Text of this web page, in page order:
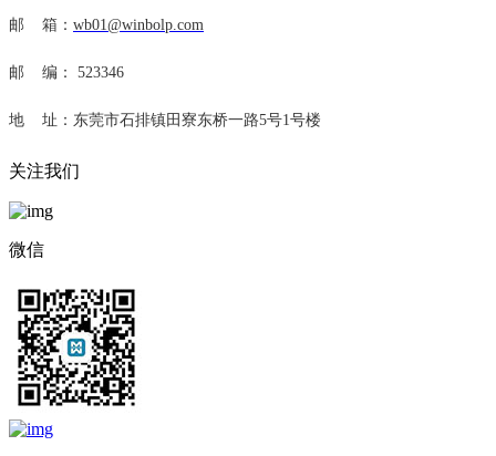
邮 箱： wb01@winbolp.com
邮 编： 523346
地 址： 东莞市石排镇田寮东桥一路5号1号楼
关注我们
微信